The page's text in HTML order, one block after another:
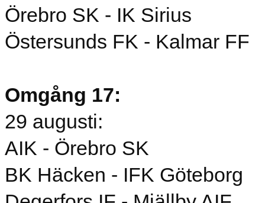
Örebro SK - IK Sirius
Östersunds FK - Kalmar FF
Omgång 17:
29 augusti:
AIK - Örebro SK
BK Häcken - IFK Göteborg